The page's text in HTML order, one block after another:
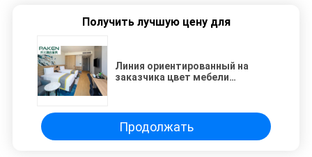
Получить лучшую цену для
Линия ориентированный на
заказчика цвет мебели
гостиницы Холидей
минималистская прямая
Продолжать